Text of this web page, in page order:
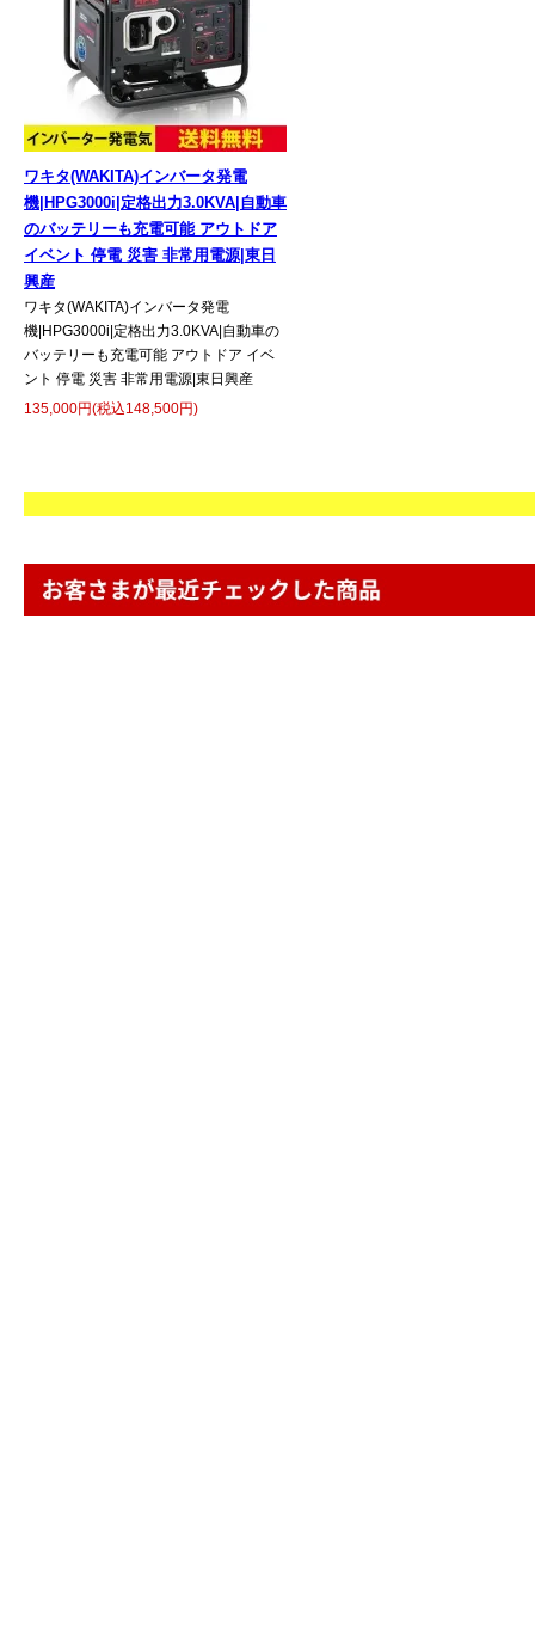
ワキタ(WAKITA)インバータ発電
機|HPG3000i|定格出力3.0KVA|自動車
のバッテリーも充電可能 アウトドア
イベント 停電 災害 非常用電源|東日
興産
ワキタ(WAKITA)インバータ発電
機|HPG3000i|定格出力3.0KVA|自動車の
バッテリーも充電可能 アウトドア イベ
ント 停電 災害 非常用電源|東日興産
135,000円(税込148,500円)